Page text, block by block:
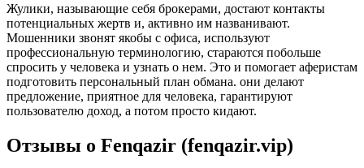
Жулики, называющие себя брокерами, достают контакты
потенциальных жертв и, активно им названивают.
Мошенники звонят якобы с офиса, используют
профессиональную терминологию, стараются побольше
спросить у человека и узнать о нем. Это и помогает аферистам
подготовить персональный план обмана. они делают
предложение, приятное для человека, гарантируют
пользователю доход, а потом просто кидают.
Отзывы о Fenqazir (fenqazir.vip)